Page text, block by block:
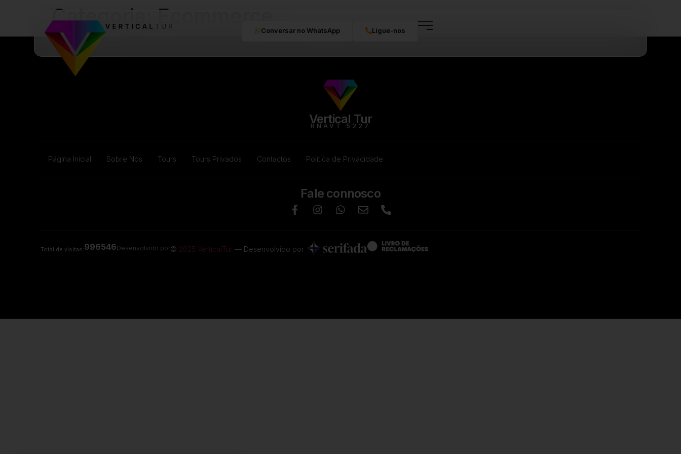
Conversar no WhatsApp Ligue-nos
Categoria: Ecommerce
Vertical Tur
RNAVT 5227
Página Inicial Sobre Nós Tours Tours Privados Contactos Política de Privacidade
Fale connosco
996546Desenvolvido por© 2025 VerticalTur — Desenvolvido por